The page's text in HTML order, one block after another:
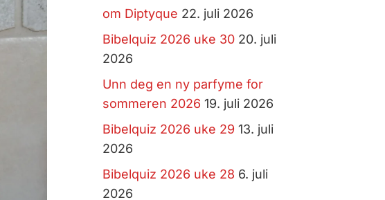
om Diptyque 22. juli 2026
Bibelquiz 2026 uke 30 20. juli
2026
Unn deg en ny parfyme for
sommeren 2026 19. juli 2026
Bibelquiz 2026 uke 29 13. juli
2026
Bibelquiz 2026 uke 28 6. juli
2026